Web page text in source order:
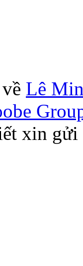
Lê
xin gửi